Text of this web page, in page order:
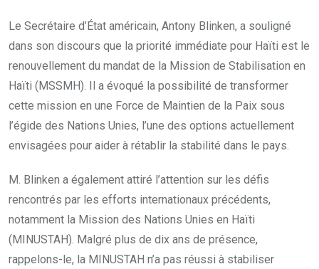
Le Secrétaire d’État américain, Antony Blinken, a souligné
dans son discours que la priorité immédiate pour Haïti est le
renouvellement du mandat de la Mission de Stabilisation en
Haïti (MSSMH). Il a évoqué la possibilité de transformer
cette mission en une Force de Maintien de la Paix sous
l’égide des Nations Unies, l’une des options actuellement
envisagées pour aider à rétablir la stabilité dans le pays.
M. Blinken a également attiré l’attention sur les défis
rencontrés par les efforts internationaux précédents,
notamment la Mission des Nations Unies en Haïti
(MINUSTAH). Malgré plus de dix ans de présence,
rappelons-le, la MINUSTAH n’a pas réussi à stabiliser